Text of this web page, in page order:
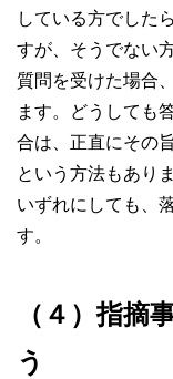
している方でした
すが、そうでない
質問を受けた場合
ます。どうしても
合は、正直にその
という方法もありま
いずれにしても、
す。
（４）指摘
う